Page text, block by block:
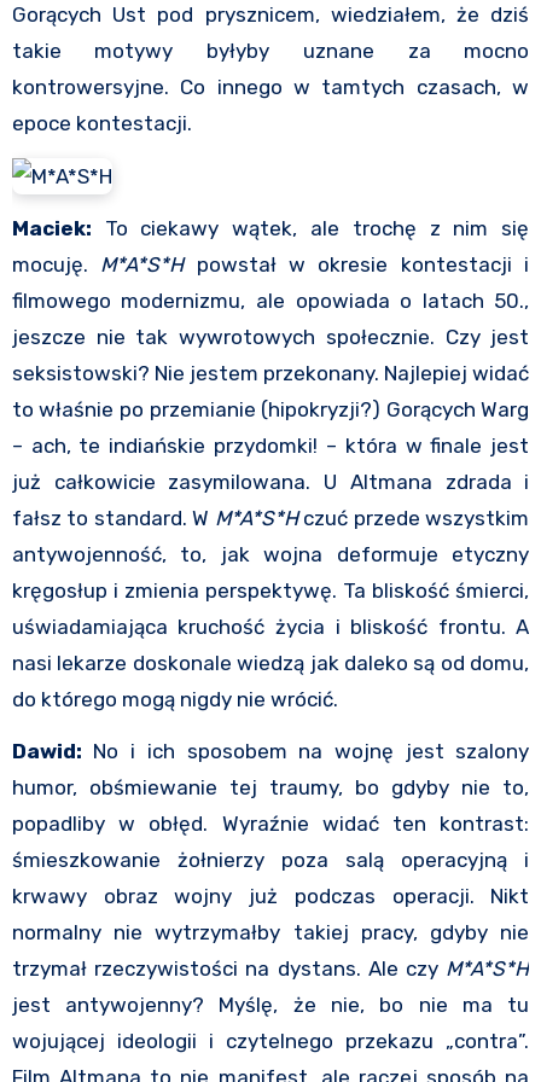
Gorących Ust pod prysznicem, wiedziałem, że dziś
takie motywy byłyby uznane za mocno
kontrowersyjne. Co innego w tamtych czasach, w
epoce kontestacji.
Maciek: To ciekawy wątek, ale trochę z nim się
mocuję. M*A*S*Hpowstał w okresie kontestacji i
filmowego modernizmu, ale opowiada o latach 50.,
jeszcze nie tak wywrotowych społecznie. Czy jest
seksistowski? Nie jestem przekonany. Najlepiej widać
to właśnie po przemianie (hipokryzji?) Gorących Warg
– ach, te indiańskie przydomki! – która w finale jest
już całkowicie zasymilowana. U Altmana zdrada i
fałsz to standard. W M*A*S*Hczuć przede wszystkim
antywojenność, to, jak wojna deformuje etyczny
kręgosłup i zmienia perspektywę. Ta bliskość śmierci,
uświadamiająca kruchość życia i bliskość frontu. A
nasi lekarze doskonale wiedzą jak daleko są od domu,
do którego mogą nigdy nie wrócić.
Dawid: No i ich sposobem na wojnę jest szalony
humor, obśmiewanie tej traumy, bo gdyby nie to,
popadliby w obłęd. Wyraźnie widać ten kontrast:
śmieszkowanie żołnierzy poza salą operacyjną i
krwawy obraz wojny już podczas operacji. Nikt
normalny nie wytrzymałby takiej pracy, gdyby nie
trzymał rzeczywistości na dystans. Ale czy M*A*S*H
jest antywojenny? Myślę, że nie, bo nie ma tu
wojującej ideologii i czytelnego przekazu „contra”.